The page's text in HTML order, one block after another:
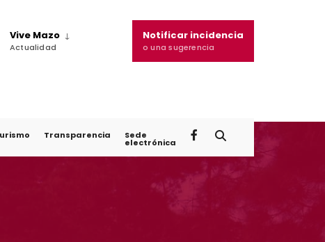
Vive Mazo
Actualidad
Notificar incidencia
o una sugerencia
Transparencia Sede
electrónica